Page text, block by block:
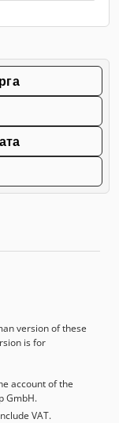
version of these
is for
account of the
GmbH.
VAT.